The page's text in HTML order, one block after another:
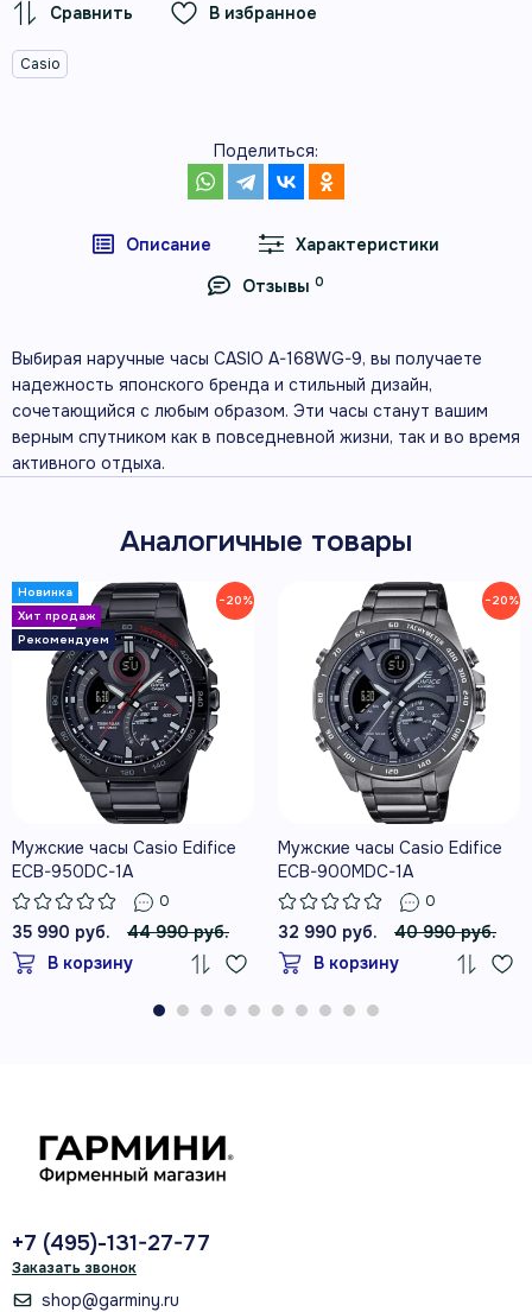
В избранное
Casio
Поделиться:
Описание
Характеристики
Отзывы 0
Выбирая наручные часы CASIO A-168WG-9, вы получаете
надежность японского бренда и стильный дизайн,
сочетающийся с любым образом. Эти часы станут вашим
верным спутником как в повседневной жизни, так и во время
активного отдыха.
Аналогичные товары
−20%
Мужские часы Casio Edifice
ECB-950DC-1A
0
35 990 руб.
44 990 руб.
В корзину
−20%
Мужские часы Casio Edifice
ECB-900MDC-1A
0
32 990 руб.
40 990 руб.
В корзину
+7 (495)-131-27-77
Заказать звонок
shop@garminy.ru